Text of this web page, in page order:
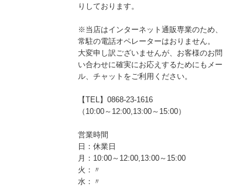
りしております。
※当店はインターネット通販専業のため、
常駐の電話オペレーターはおりません。
大変申し訳ございませんが、お客様のお問
い合わせに確実にお応えするためにもメー
ル、チャットをご利用ください。
【TEL】0868-23-1616
（10:00～12:00,13:00～15:00）
営業時間
日：休業日
月：10:00～12:00,13:00～15:00
火：〃
水：〃